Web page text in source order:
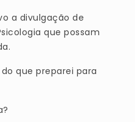
a divulgação de
que possam
que preparei para